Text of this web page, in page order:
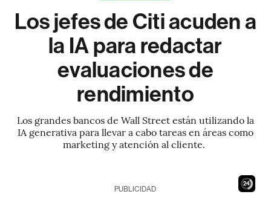
Los jefes de Citi acuden a
la IA para redactar
evaluaciones de
rendimiento
Los grandes bancos de Wall Street están utilizando la
IA generativa para llevar a cabo tareas en áreas como
marketing y atención al cliente.
23
PUBLICIDAD